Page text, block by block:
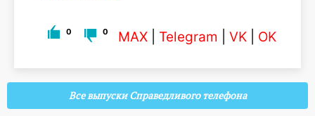
0 0 MAX Telegram VK OK
Все выпуски Справедливого телефона